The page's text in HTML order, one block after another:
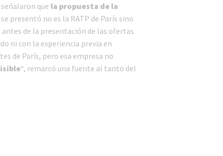
que la propuesta de la
presentó no es la RATP de París sino
de la presentación de las ofertas
ni con la experiencia previa en
de París, pero esa empresa no
“, remarcó una fuente al tanto del